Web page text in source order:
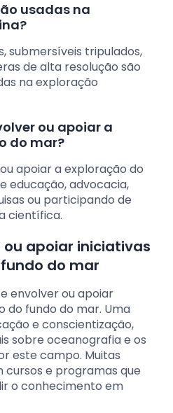
usadas na
submersíveis tripulados,
de alta resolução são
na exploração
ou apoiar a
do mar?
apoiar a exploração do
educação, advocacia,
ou participando de
científica.
ou apoiar iniciativas
do mar
envolver ou apoiar
do fundo do mar. Uma
e conscientização,
sobre oceanografia e os
este campo. Muitas
cursos e programas que
o conhecimento em